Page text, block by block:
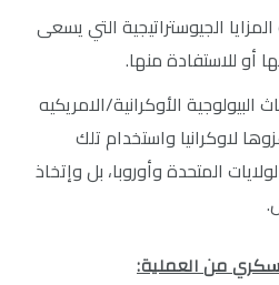
الجيوستراتيجية التي يسعى
أو للاستفادة منها.
البيولوجية الأوكرانية/الامريكيه
لاوكرانيا واستخدام تلك
المتحدة وأوروبا، بل وإتخاذ